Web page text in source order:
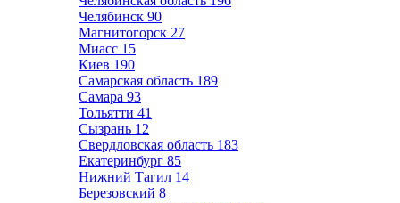
Челябинск 90
Магнитогорск 27
Миасс 15
Киев 190
Самарская область 189
Самара 93
Тольятти 41
Сызрань 12
Свердловская область 183
Екатеринбург 85
Нижний Тагил 14
Березовский 8